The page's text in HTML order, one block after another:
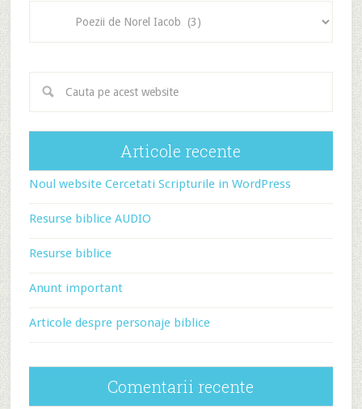
Articole recente
Noul website Cercetati Scripturile in WordPress
Resurse biblice AUDIO
Resurse biblice
Anunt important
Articole despre personaje biblice
Comentarii recente